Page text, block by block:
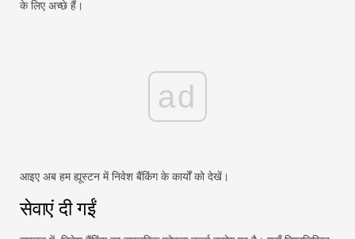
के लिए अच्छे हैं।
ad
आइए अब हम ह्यूस्टन में निवेश बैंकिंग के कार्यों को देखें।
सेवाएं दी गईं